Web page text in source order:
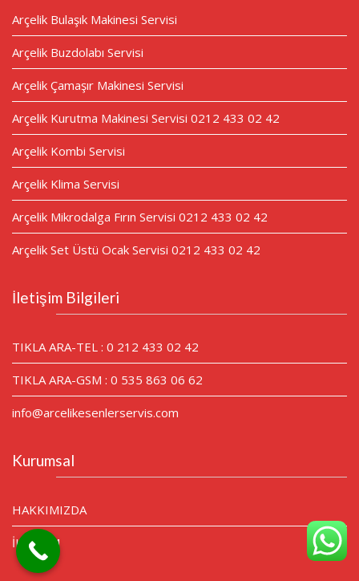
Arçelik Bulaşık Makinesi Servisi
Arçelik Buzdolabı Servisi
Arçelik Çamaşır Makinesi Servisi
Arçelik Kurutma Makinesi Servisi 0212 433 02 42
Arçelik Kombi Servisi
Arçelik Klima Servisi
Arçelik Mikrodalga Fırın Servisi 0212 433 02 42
Arçelik Set Üstü Ocak Servisi 0212 433 02 42
İletişim Bilgileri
TIKLA ARA-TEL : 0 212 433 02 42
TIKLA ARA-GSM : 0 535 863 06 62
info@arcelikesenlerservis.com
Kurumsal
HAKKIMIZDA
İLETİŞİM